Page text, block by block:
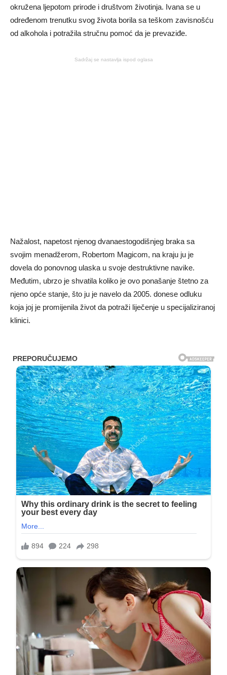
okružena ljepotom prirode i društvom životinja. Ivana se u
određenom trenutku svog života borila sa teškom zavisnošću
od alkohola i potražila stručnu pomoć da je prevaziđe.
Sadržaj se nastavlja ispod oglasa
Nažalost, napetost njenog dvanaestogodišnjeg braka sa
svojim menadžerom, Robertom Magicom, na kraju ju je
dovela do ponovnog ulaska u svoje destruktivne navike.
Međutim, ubrzo je shvatila koliko je ovo ponašanje štetno za
njeno opće stanje, što ju je navelo da 2005. donese odluku
koja joj je promijenila život da potraži liječenje u specijaliziranoj
klinici.